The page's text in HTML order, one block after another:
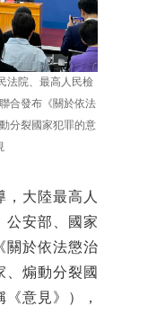
法院、最高人民檢
合發布《關於依法
分裂國家犯罪的意
，大陸最高人
公安部、國家
關於依法懲治
、煽動分裂國
意見》），